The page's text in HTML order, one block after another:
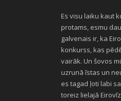
Es visu laiku kaut
protams, esmu
galvenais ir, ka
konkurss, kas
vairāk. Un šovos
uzrunā īstas un
es tagad ļoti labi
toreiz lielajā